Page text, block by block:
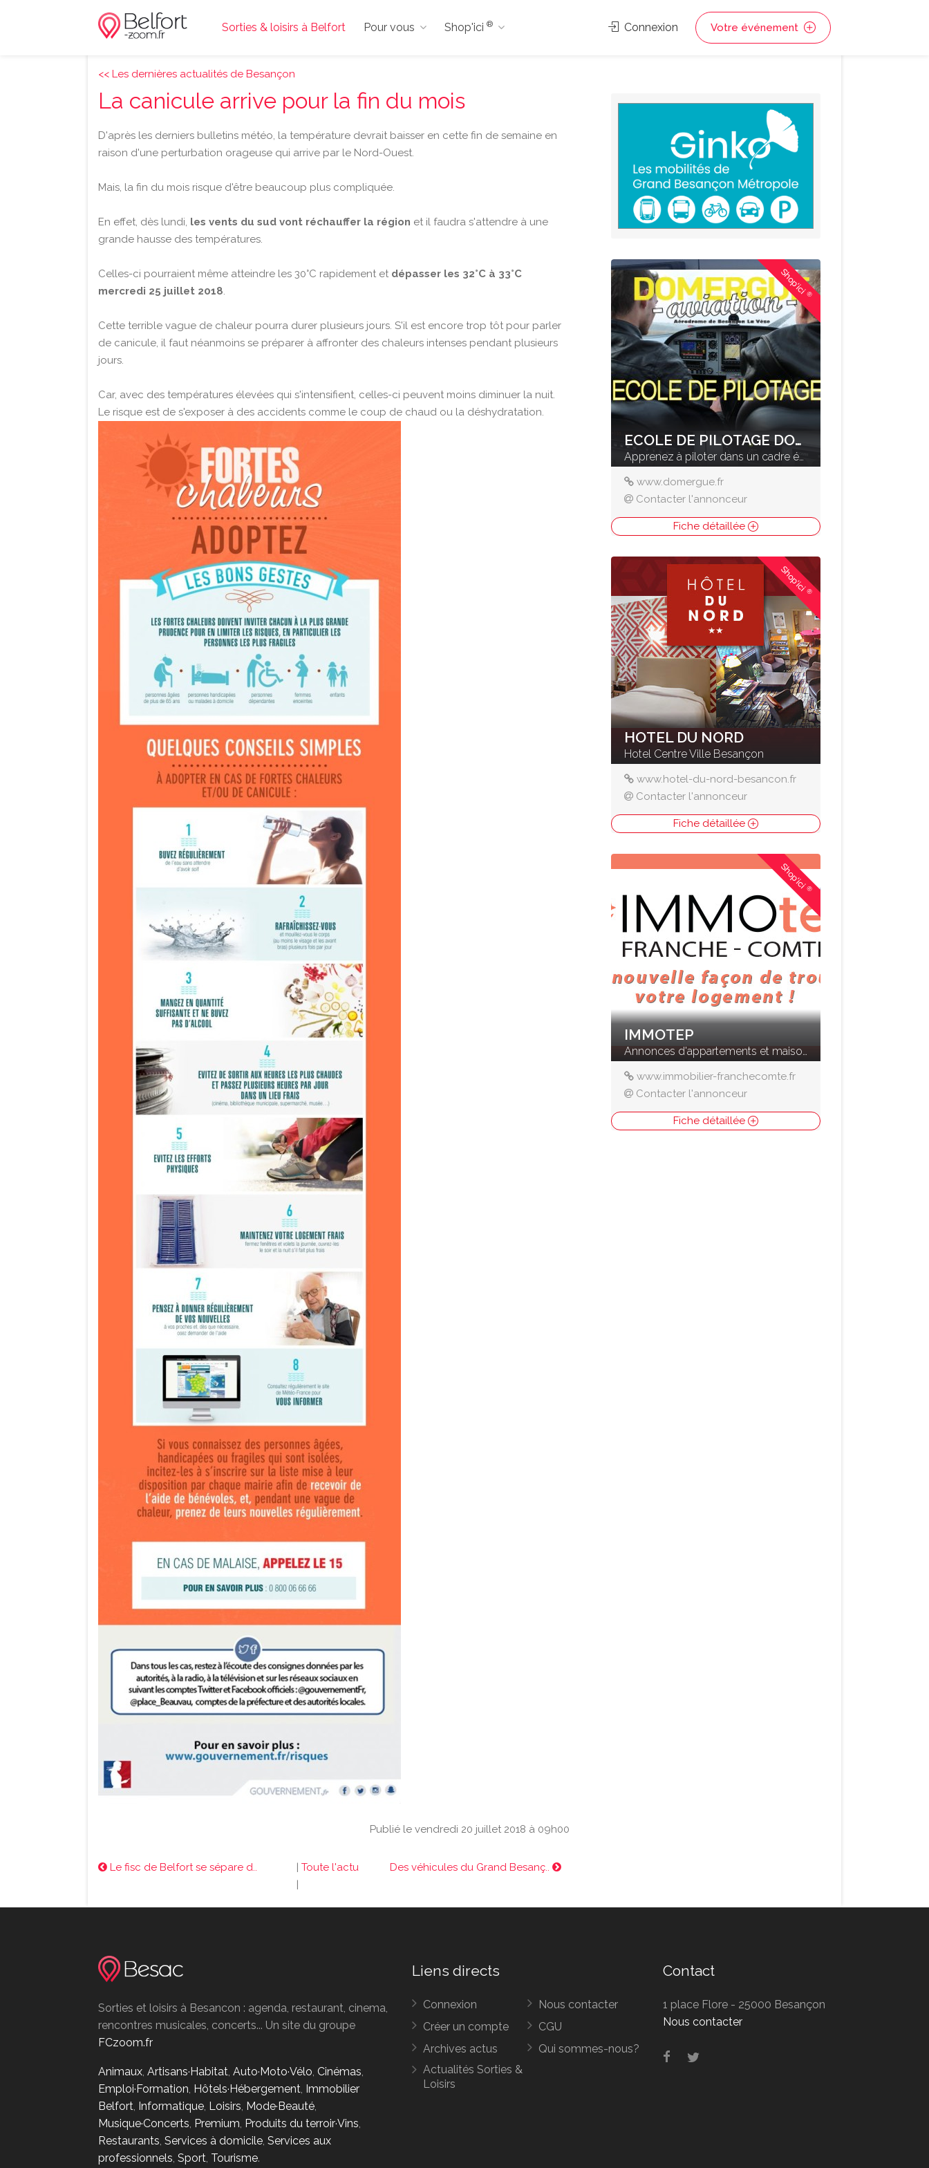
Sorties & loisirs à Belfort Pour vous Shop'ici® Connexion Votre événement
<< Les dernières actualités de Besançon
La canicule arrive pour la fin du mois
D'après les derniers bulletins météo, la température devrait baisser en cette fin de semaine en
raison d'une perturbation orageuse qui arrive par le Nord-Ouest.
Mais, la fin du mois risque d'être beaucoup plus compliquée.
En effet, dès lundi, les vents du sud vont réchauffer la région et il faudra s'attendre à une
grande hausse des températures.
Celles-ci pourraient même atteindre les 30°C rapidement et dépasser les 32°C à 33°C
mercredi 25 juillet 2018.
Cette terrible vague de chaleur pourra durer plusieurs jours. S'il est encore trop tôt pour parler
de canicule, il faut néanmoins se préparer à affronter des chaleurs intenses pendant plusieurs
jours.
Car, avec des températures élevées qui s'intensifient, celles-ci peuvent moins diminuer la nuit.
Le risque est de s'exposer à des accidents comme le coup de chaud ou la déshydratation.
Publié le vendredi 20 juillet 2018 à 09h00
Le fisc de Belfort se sépare d.. | Toute l'actu
|
Des véhicules du Grand Besanç..
Shop'ici®
ECOLE DE PILOTAGE DOMERGUE
Apprenez à piloter dans un cadre époustouflant
www.domergue.fr
Contacter l'annonceur
Fiche détaillée
Shop'ici®
HOTEL DU NORD
Hotel Centre Ville Besançon
www.hotel-du-nord-besancon.fr
Contacter l'annonceur
Fiche détaillée
Shop'ici®
IMMOTEP
Annonces d'appartements et maisons à vendre
www.immobilier-franchecomte.fr
Contacter l'annonceur
Fiche détaillée
Sorties et loisirs à Besancon : agenda, restaurant, cinema,
rencontres musicales, concerts... Un site du groupe
FCzoom.fr
Animaux, Artisans·Habitat, Auto·Moto·Vélo, Cinémas,
Emploi·Formation, Hôtels·Hébergement, Immobilier
Belfort, Informatique, Loisirs, Mode·Beauté,
Musique·Concerts, Premium, Produits du terroir·Vins,
Restaurants, Services à domicile, Services aux
professionnels, Sport, Tourisme.
Liens directs
Connexion
Créer un compte
Archives actus
Actualités Sorties &
Loisirs
Nous contacter
CGU
Qui sommes-nous?
Contact
1 place Flore - 25000 Besançon
Nous contacter